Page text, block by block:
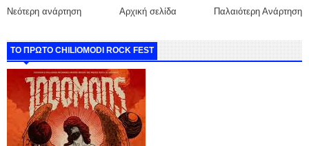
Νεότερη ανάρτηση Παλαιότερη Ανάρτηση
Αρχική σελίδα
ΤΟ ΠΡΩΤΟ CHILIOMODI ROCK FEST